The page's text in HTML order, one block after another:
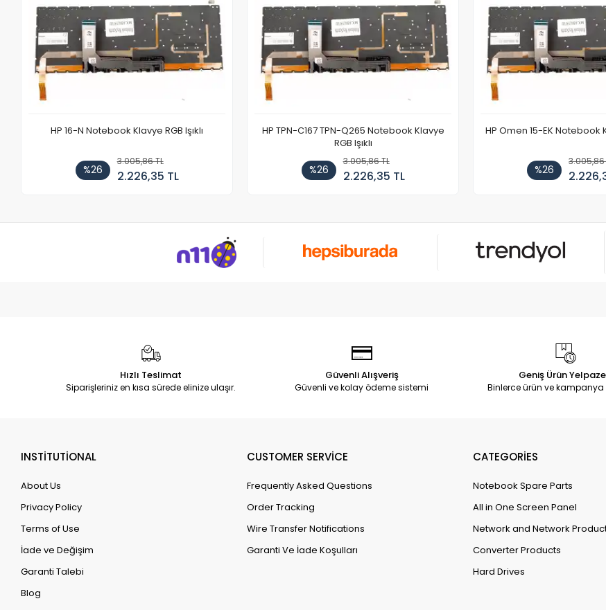
HP 16-N Notebook Klavye RGB Işıklı
%26
3.005,86 TL
2.226,35 TL
HP TPN-C167 TPN-Q265 Notebook Klavye
RGB Işıklı
%26
3.005,86 TL
2.226,35 TL
HP Omen 15-EK Notebook
%26
3.005,86
Hızlı Teslimat
Siparişleriniz en kısa sürede elinize ulaşır.
Güvenli Alışveriş
Güvenli ve kolay ödeme sistemi
Geniş Ürün
Binlerce ürün ve kampanya
INSTİTUTİONAL
About Us
Privacy Policy
Terms of Use
İade ve Değişim
Garanti Talebi
Blog
CUSTOMER SERVİCE
Frequently Asked Questions
Order Tracking
Wire Transfer Notifications
Garanti Ve İade Koşulları
CATEGORİES
Notebook Spare Parts
All in One Screen Panel
Network and Network
Converter Products
Hard Drives